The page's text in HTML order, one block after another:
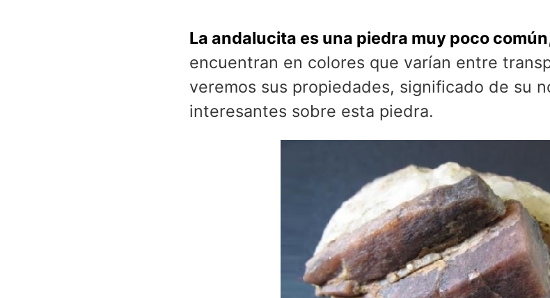
La andalucita es una piedra muy poco común
encuentran en colores que varían entre
veremos sus propiedades, significado de su
interesantes sobre esta piedra.